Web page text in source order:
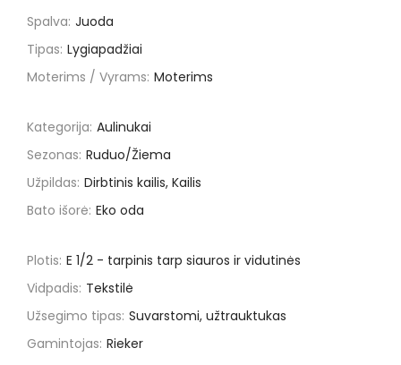
Spalva: Juoda
Tipas: Lygiapadžiai
Moterims / Vyrams: Moterims
Kategorija: Aulinukai
Sezonas: Ruduo/Žiema
Užpildas: Dirbtinis kailis, Kailis
Bato išorė: Eko oda
Plotis: E 1/2 - tarpinis tarp siauros ir vidutinės
Vidpadis: Tekstilė
Užsegimo tipas: Suvarstomi, užtrauktukas
Gamintojas: Rieker